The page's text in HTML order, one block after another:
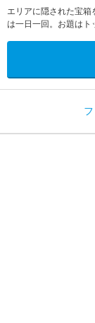
エリアに隠された宝
は一日一回。お題はト